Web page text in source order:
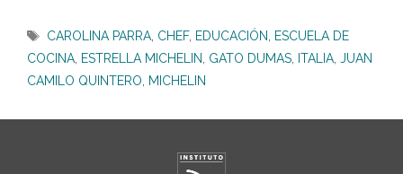
Etiquetas
CAROLINA PARRA CHEF, EDUCACIÓN
ESCUELA DE
COCINA ESTRELLA MICHELIN GATO DUMAS ITALIA JUAN
CAMILO QUINTERO
MICHELIN